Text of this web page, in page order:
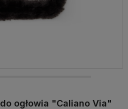
ogłowia "Caliano Via"